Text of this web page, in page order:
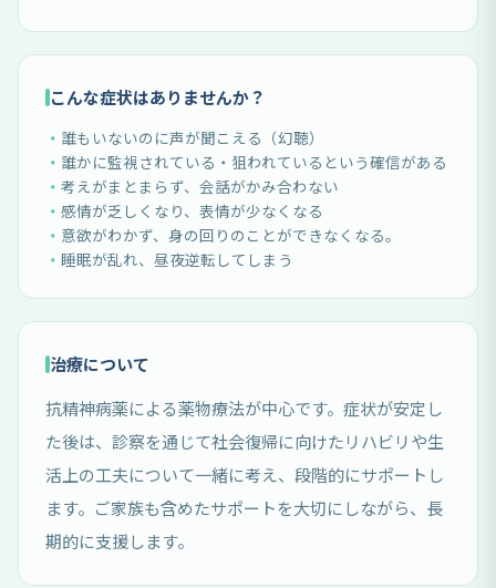
こんな症状はありませんか？
誰もいないのに声が聞こえる（幻聴）
誰かに監視されている・狙われているという確信がある
考えがまとまらず、会話がかみ合わない
感情が乏しくなり、表情が少なくなる
意欲がわかず、身の回りのことができなくなる。
睡眠が乱れ、昼夜逆転してしまう
治療について
抗精神病薬による薬物療法が中心です。症状が安定し
た後は、診察を通じて社会復帰に向けたリハビリや生
活上の工夫について一緒に考え、段階的にサポートし
ます。ご家族も含めたサポートを大切にしながら、長
期的に支援します。